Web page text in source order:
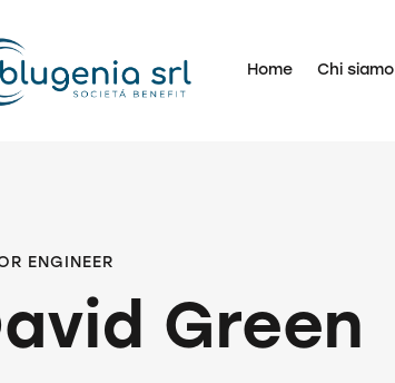
Home Chi siamo
ENGINEER
Green